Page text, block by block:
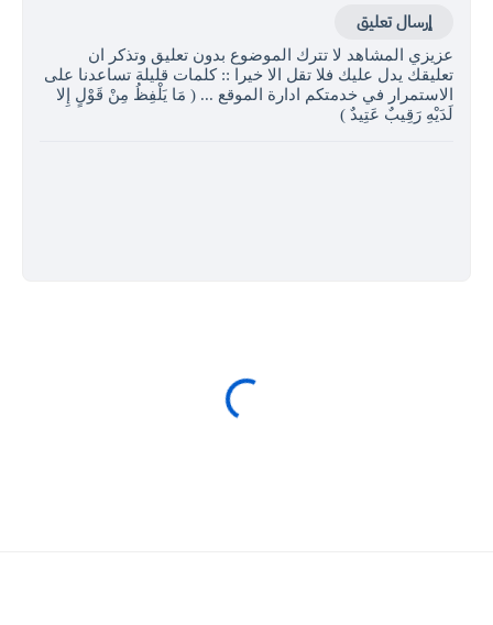
إرسال تعليق
عزيزي المشاهد لا تترك الموضوع بدون تعليق وتذكر ان
تعليقك يدل عليك فلا تقل الا خيرا :: كلمات قليلة تساعدنا على
الاستمرار في خدمتكم ادارة الموقع ... ( مَا يَلْفِظُ مِنْ قَوْلٍ إِلا
لَدَيْهِ رَقِيبٌ عَتِيدٌ )